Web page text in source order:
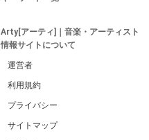
Arty[アーティ]｜音楽・アーティスト
情報サイトについて
運営者
利用規約
プライバシー
サイトマップ